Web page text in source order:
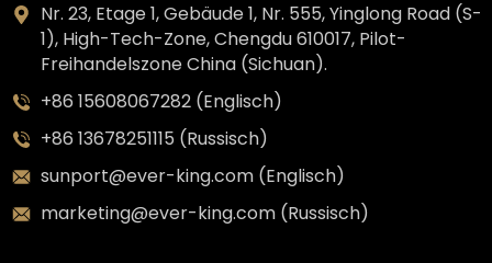
Nr. 23, Etage 1, Gebäude 1, Nr. 555, Yinglong Road (S-
1), High-Tech-Zone, Chengdu 610017, Pilot-
Freihandelszone China (Sichuan).
+86 15608067282 (Englisch)
+86 13678251115 (Russisch)
sunport@ever-king.com (Englisch)
marketing@ever-king.com (Russisch)